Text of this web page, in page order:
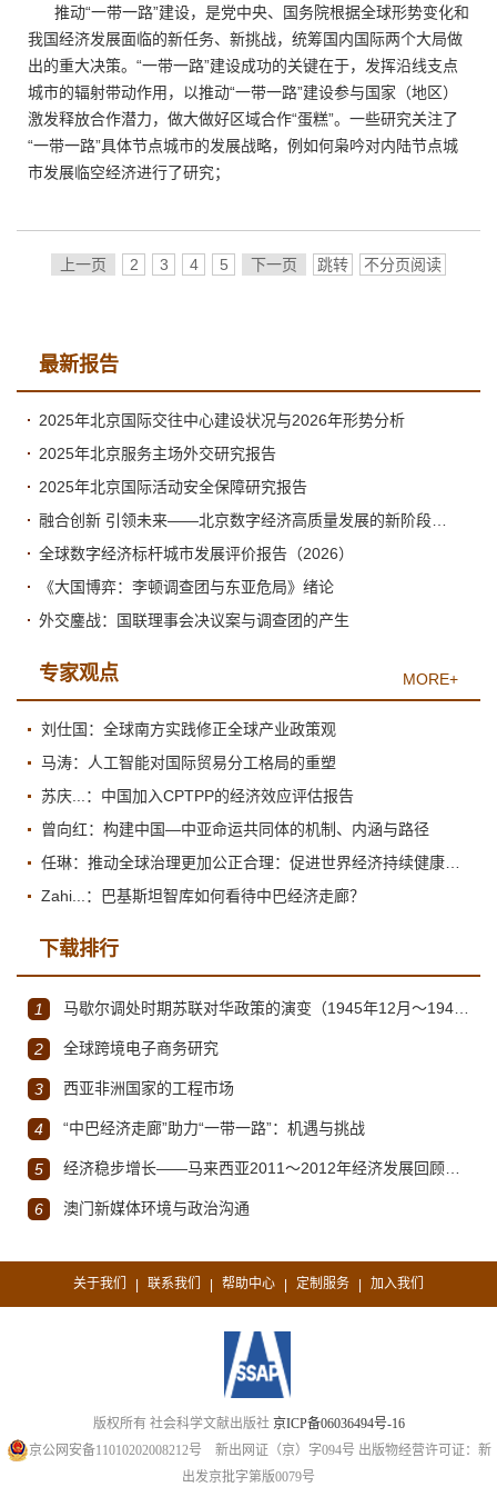
推动“一带一路”建设，是党中央、国务院根据全球形势变化和
我国经济发展面临的新任务、新挑战，统筹国内国际两个大局做
出的重大决策。“一带一路”建设成功的关键在于，发挥沿线支点
城市的辐射带动作用，以推动“一带一路”建设参与国家（地区）
激发释放合作潜力，做大做好区域合作“蛋糕”。一些研究关注了
“一带一路”具体节点城市的发展战略，例如何枭吟对内陆节点城
市发展临空经济进行了研究；
上一页 2 3 4 5 下一页 跳转 不分页阅读
最新报告
2025年北京国际交往中心建设状况与2026年形势分析
2025年北京服务主场外交研究报告
2025年北京国际活动安全保障研究报告
全球数字经济标杆城市发展评价报告（2026）
《大国博弈：李顿调查团与东亚危局》绪论
外交鏖战：国联理事会决议案与调查团的产生
专家观点 MORE+
刘仕国：全球南方实践修正全球产业政策观
马涛：人工智能对国际贸易分工格局的重塑
苏庆...：中国加入CPTPP的经济效应评估报告
曾向红：构建中国—中亚命运共同体的机制、内涵与路径
Zahi...：巴基斯坦智库如何看待中巴经济走廊？
下载排行
1 马歇尔调处时期苏联对华政策的演变（1945年12月～1947年1月）
2 全球跨境电子商务研究
3 西亚非洲国家的工程市场
4 “中巴经济走廊”助力“一带一路”：机遇与挑战
5 经济稳步增长——马来西亚2011～2012年经济发展回顾与展望
6 澳门新媒体环境与政治沟通
关于我们 | 联系我们 | 帮助中心 | 定制服务 | 加入我们
版权所有 社会科学文献出版社 京ICP备06036494号-16
京公网安备11010202008212号 新出网证（京）字094号 出版物经营许可证：新
出发京批字第版0079号